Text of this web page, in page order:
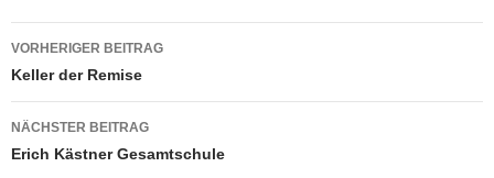
Beitragsnavigation
VORHERIGER BEITRAG
Keller der Remise
NÄCHSTER BEITRAG
Erich Kästner Gesamtschule